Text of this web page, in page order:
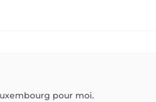
pour moi.